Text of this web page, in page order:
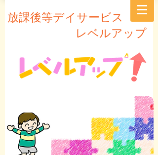
放課後等デイサービス
レベルアップ